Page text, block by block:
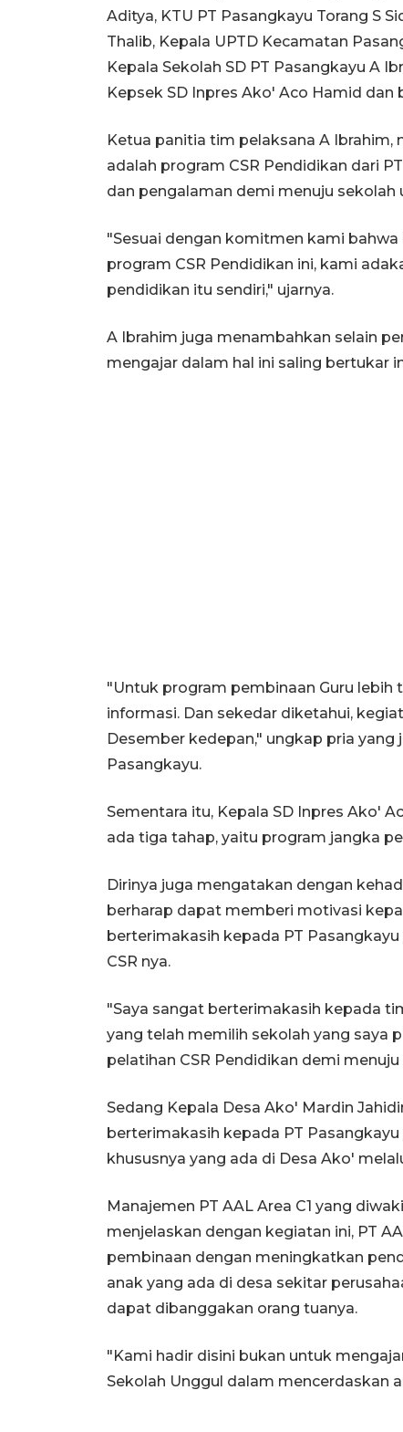
Aditya, KTU PT Pasangkayu Torang S
Thalib, Kepala UPTD Kecamatan
Kepala Sekolah SD PT Pasangkayu A
Kepsek SD Inpres Ako' Aco Hamid dan
Ketua panitia tim pelaksana A
adalah program CSR Pendidikan dari
dan pengalaman demi menuju sekolah
"Sesuai dengan komitmen kami
program CSR Pendidikan ini, kami
pendidikan itu sendiri," ujarnya.
A Ibrahim juga menambahkan selain
mengajar dalam hal ini saling bertukar
"Untuk program pembinaan Guru
informasi. Dan sekedar diketahui,
Desember kedepan," ungkap pria yang
Pasangkayu.
Sementara itu, Kepala SD Inpres Ako'
ada tiga tahap, yaitu program jangka
Dirinya juga mengatakan dengan
berharap dapat memberi motivasi
berterimakasih kepada PT
CSR nya.
"Saya sangat berterimakasih kepada
yang telah memilih sekolah yang saya
pelatihan CSR Pendidikan demi
Sedang Kepala Desa Ako' Mardin
berterimakasih kepada PT
khususnya yang ada di Desa Ako'
Manajemen PT AAL Area C1 yang
menjelaskan dengan kegiatan ini, PT
pembinaan dengan meningkatkan
anak yang ada di desa sekitar
dapat dibanggakan orang tuanya.
"Kami hadir disini bukan untuk
Sekolah Unggul dalam mencerdaskan